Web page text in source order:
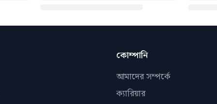
কোম্পানি
আমাদের সম্পর্কে
ক্যারিয়ার